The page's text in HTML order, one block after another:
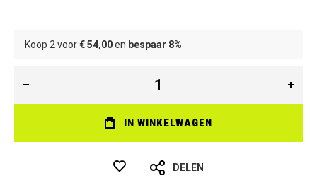
Koop 2 voor€ 54,00en bespaar 8%
IN WINKELWAGEN
DELEN